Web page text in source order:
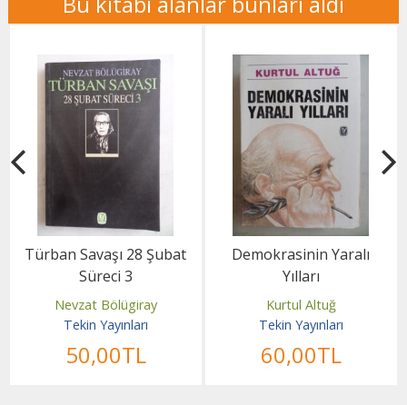
Türban Savaşı 28 Şubat
Süreci 3
Nevzat Bölügiray
Tekin Yayınları
50,00TL
Demokrasinin Yaralı
Yılları
Kurtul Altuğ
Tekin Yayınları
60,00TL